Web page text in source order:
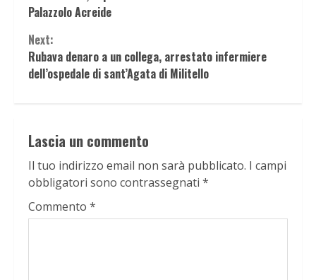
Reading
Palazzolo Acreide
Next:
Rubava denaro a un collega, arrestato infermiere
dell’ospedale di sant’Agata di Militello
Lascia un commento
Il tuo indirizzo email non sarà pubblicato. I campi
obbligatori sono contrassegnati *
Commento *